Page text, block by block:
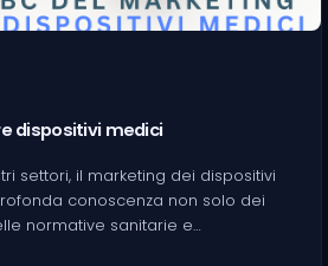
dispositivi medici
settori, il marketing dei dispositivi
conoscenza non solo dei
normative sanitarie e…